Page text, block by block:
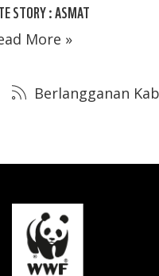
STORY : ASMAT
More »
Berlangganan